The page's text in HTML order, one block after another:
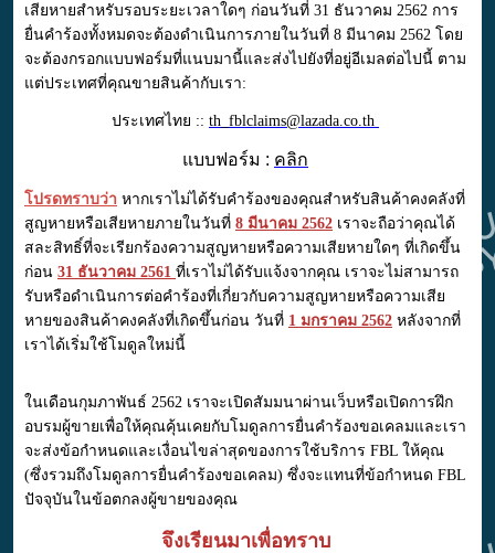
เสียหายสำหรับรอบระยะเวลาใดๆ ก่อนวันที่ 31 ธันวาคม 2562 การ
ยื่นคำร้องทั้งหมดจะต้องดำเนินการภายในวันที่ 8 มีนาคม 2562 โดย
จะต้องกรอกแบบฟอร์มที่แนบมานี้และส่งไปยังที่อยู่อีเมลต่อไปนี้ ตาม
แต่ประเทศที่คุณขายสินค้ากับเรา:
ประเทศไทย :: th_fblclaims@lazada.co.th
แบบฟอร์ม : คลิก
โปรดทราบว่า หากเราไม่ได้รับคำร้องของคุณสำหรับสินค้าคงคลังที่
สูญหายหรือเสียหายภายในวันที่ 8 มีนาคม 2562 เราจะถือว่าคุณได้
สละสิทธิ์ที่จะเรียกร้องความสูญหายหรือความเสียหายใดๆ ที่เกิดขึ้น
ก่อน 31 ธันวาคม 2561 ที่เราไม่ได้รับแจ้งจากคุณ เราจะไม่สามารถ
รับหรือดำเนินการต่อคำร้องที่เกี่ยวกับความสูญหายหรือความเสีย
หายของสินค้าคงคลังที่เกิดขึ้นก่อน วันที่ 1 มกราคม 2562 หลังจากที่
เราได้เริ่มใช้โมดูลใหม่นี้
ในเดือนกุมภาพันธ์ 2562 เราจะเปิดสัมมนาผ่านเว็บหรือเปิดการฝึก
อบรมผู้ขายเพื่อให้คุณคุ้นเคยกับโมดูลการยื่นคำร้องขอเคลมและเรา
จะส่งข้อกำหนดและเงื่อนไขล่าสุดของการใช้บริการ FBL ให้คุณ
(ซึ่งรวมถึงโมดูลการยื่นคำร้องขอเคลม) ซึ่งจะแทนที่ข้อกำหนด FBL
ปัจจุบันในข้อตกลงผู้ขายของคุณ
จึงเรียนมาเพื่อทราบ